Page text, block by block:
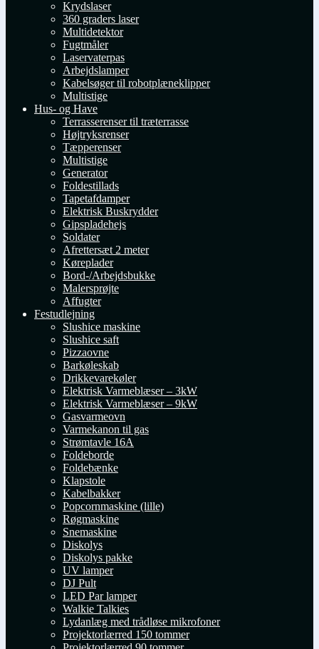
Krydslaser
360 graders laser
Multidetektor
Fugtmåler
Laservaterpas
Arbejdslamper
Kabelsøger til robotplæneklipper
Multistige
Hus- og Have
Terrasserenser til træterrasse
Højtryksrenser
Tæpperenser
Multistige
Generator
Foldestillads
Tapetafdamper
Elektrisk Buskrydder
Gipspladehejs
Soldater
Afrettersæt 2 meter
Køreplader
Bord-/Arbejdsbukke
Malersprøjte
Affugter
Festudlejning
Slushice maskine
Slushice saft
Pizzaovne
Barkøleskab
Drikkevarekøler
Elektrisk Varmeblæser – 3kW
Elektrisk Varmeblæser – 9kW
Gasvarmeovn
Varmekanon til gas
Strømtavle 16A
Foldeborde
Foldebænke
Klapstole
Kabelbakker
Popcornmaskine (lille)
Røgmaskine
Snemaskine
Diskolys
Diskolys pakke
UV lamper
DJ Pult
LED Par lamper
Walkie Talkies
Lydanlæg med trådløse mikrofoner
Projektorlærred 150 tommer